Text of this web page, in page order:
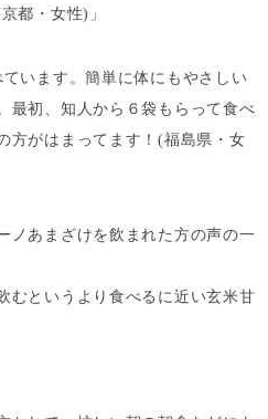
都・女性)」
います。簡単に体にもやさしい
最初、知人から６袋もらって食べ
方がはまってます！(福島県・女
ノあまざけを飲まれた方の声の一
むというより食べるに近い玄米甘